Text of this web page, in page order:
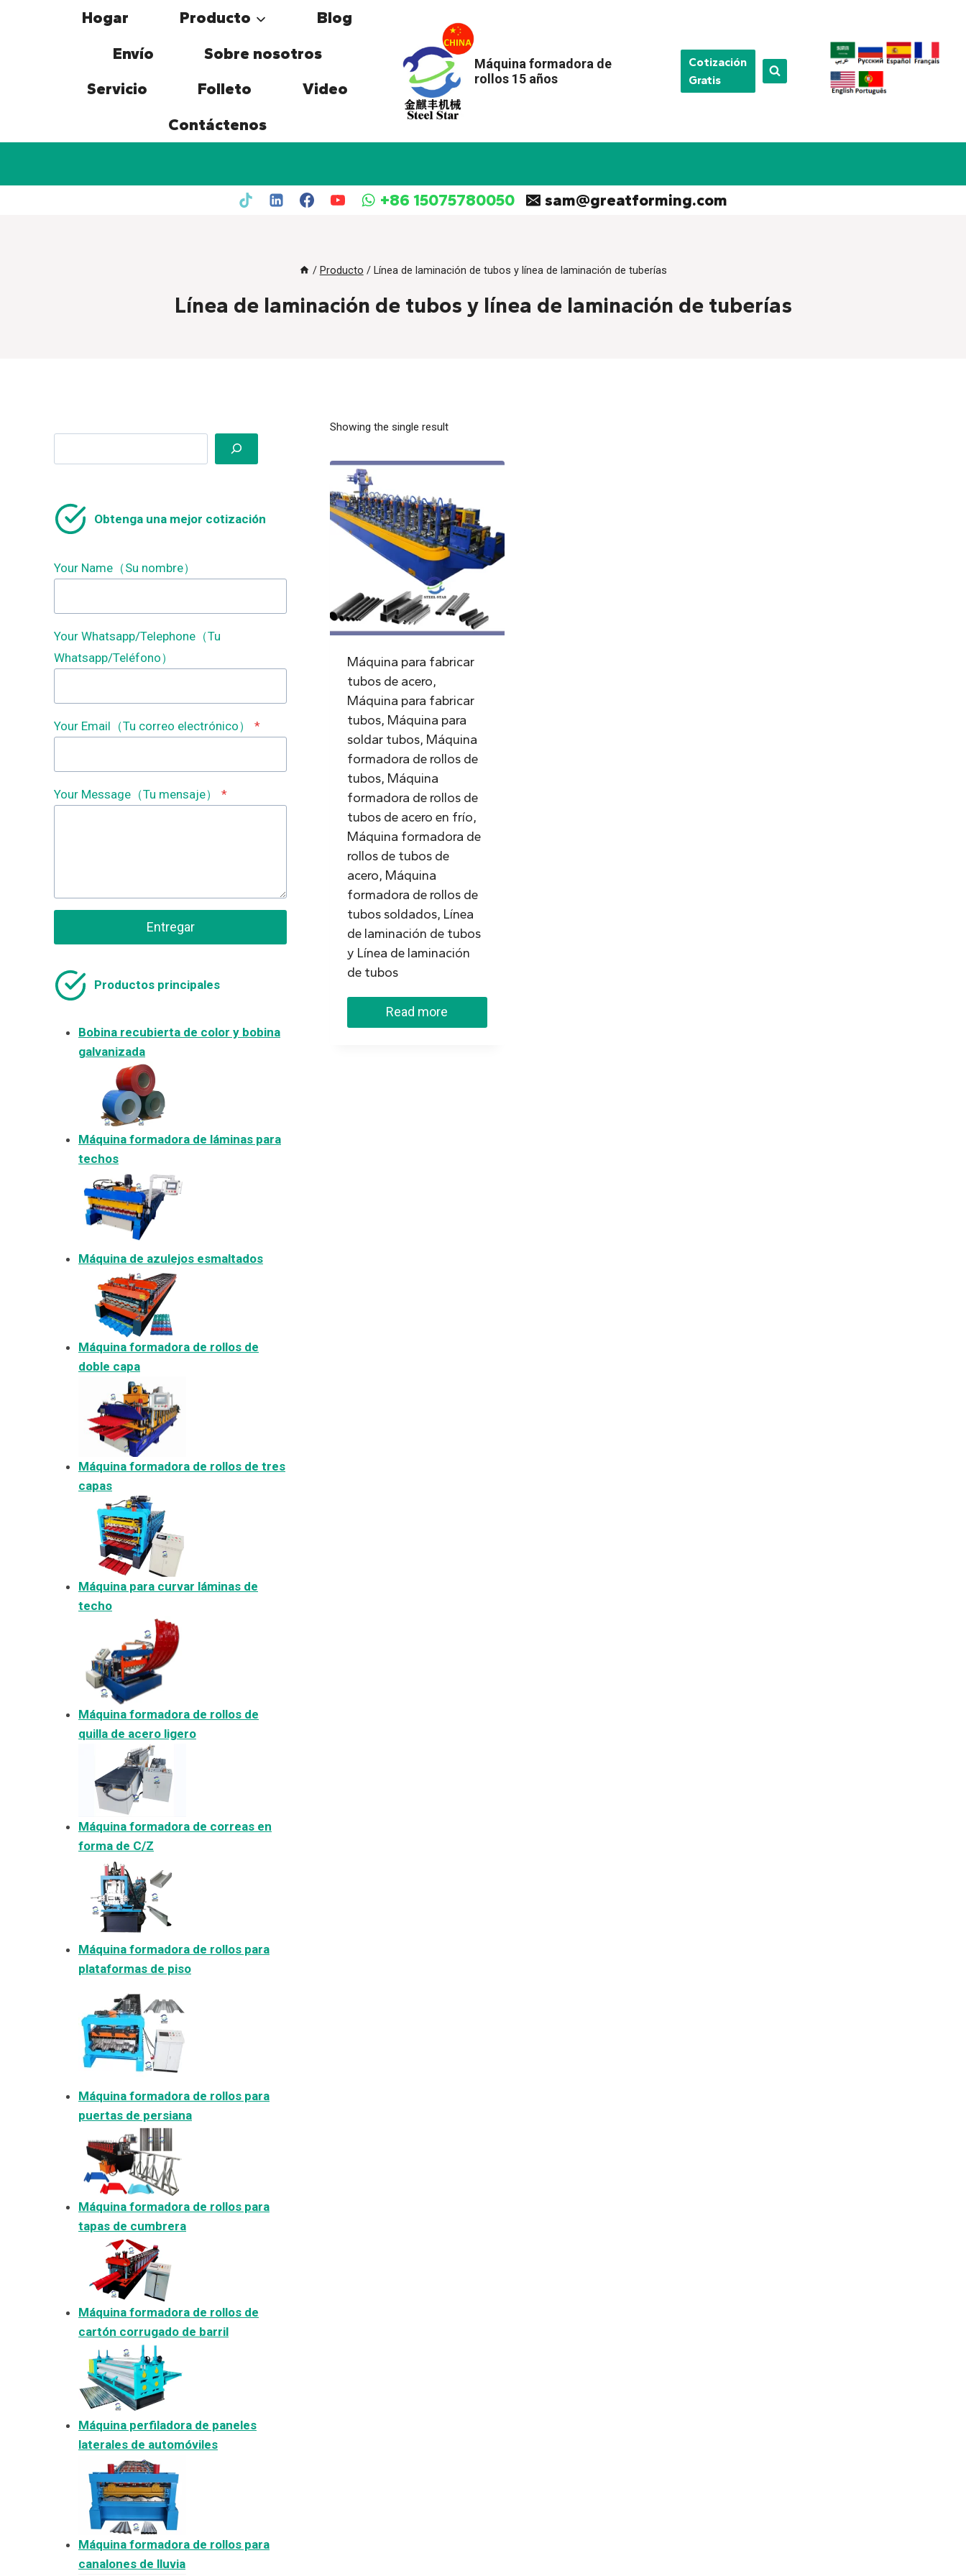
Hogar Producto
Blog
Envío
Sobre nosotros
Servicio
Folleto
Video
Contáctenos
Máquina formadora de
rollos 15 años
Cotización
Gratis
+86 15075780050 sam@greatforming.com
/ Producto / Línea de laminación de tubos y línea de laminación de tuberías
Línea de laminación de tubos y línea de laminación de tuberías
Showing the single result
Máquina para fabricar
tubos de acero,
Máquina para fabricar
tubos, Máquina para
soldar tubos, Máquina
formadora de rollos de
tubos, Máquina
formadora de rollos de
tubos de acero en frío,
Máquina formadora de
rollos de tubos de
acero, Máquina
formadora de rollos de
tubos soldados, Línea
de laminación de tubos
y Línea de laminación
de tubos
Read more
Obtenga una mejor cotización
Your Name（Su nombre）
Your Whatsapp/Telephone（Tu
Whatsapp/Teléfono）
Your Email（Tu correo electrónico） *
Your Message（Tu mensaje） *
Entregar
Productos principales
Bobina recubierta de color y bobina
galvanizada
Máquina formadora de láminas para
techos
Máquina de azulejos esmaltados
Máquina formadora de rollos de
doble capa
Máquina formadora de rollos de tres
capas
Máquina para curvar láminas de
techo
Máquina formadora de rollos de
quilla de acero ligero
Máquina formadora de correas en
forma de C/Z
Máquina formadora de rollos para
plataformas de piso
Máquina formadora de rollos para
puertas de persiana
Máquina formadora de rollos para
tapas de cumbrera
Máquina formadora de rollos de
cartón corrugado de barril
Máquina perfiladora de paneles
laterales de automóviles
Máquina formadora de rollos para
canalones de lluvia